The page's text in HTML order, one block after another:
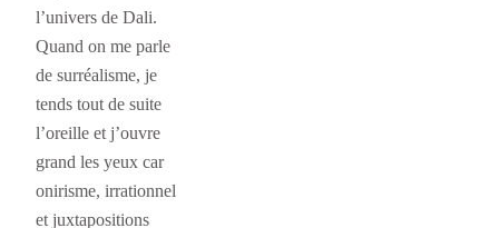
l’univers de Dali.
Quand on me parle
de surréalisme, je
tends tout de suite
l’oreille et j’ouvre
grand les yeux car
onirisme, irrationnel
et juxtapositions